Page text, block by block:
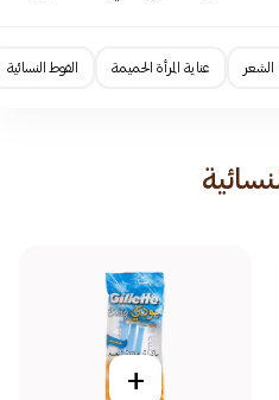
الشعر عناية المرأة الحميمة الفوط النسائية
+